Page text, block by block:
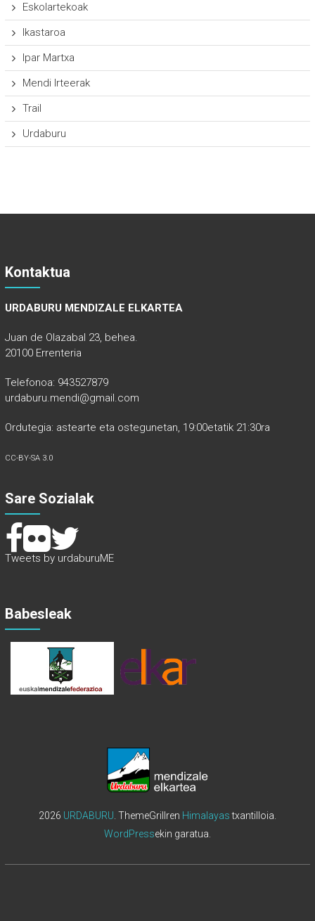
Eskolartekoak
Ikastaroa
Ipar Martxa
Mendi Irteerak
Trail
Urdaburu
Kontaktua
URDABURU MENDIZALE ELKARTEA
Juan de Olazabal 23, behea.
20100 Errenteria
Telefonoa: 943527879
urdaburu.mendi@gmail.com
Ordutegia: astearte eta ostegunetan, 19:00etatik 21:30ra
CC-BY-SA 3.0
Sare Sozialak
Tweets by urdaburuME
Babesleak
2026 URDABURU . ThemeGrillren Himalayastxantilloia.
WordPressekin garatua.